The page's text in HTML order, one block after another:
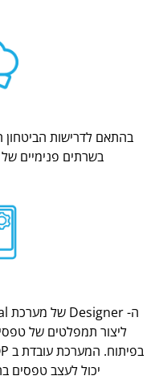
בהתאם לדרישות הביטחון
בשרתים פנימיים של
ליצור תמפלטים של
יכול לעצב טפסים